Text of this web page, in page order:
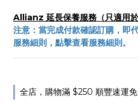
Allianz 延長保養服務（只適用於
注意：當完成付款確認訂購，即
服務細則，點擊查看服務細則。
全店，購物滿 $250 順豐速運